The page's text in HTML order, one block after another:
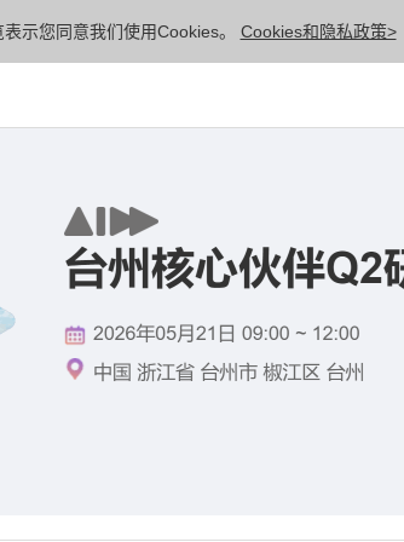
示您同意我们使用Cookies。 Cookies和隐私政策>